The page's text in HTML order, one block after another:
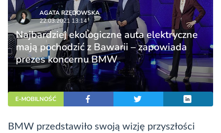
AGATA RZĘDOWSKA
22.03.2021 13:14
Najbardziej ekologiczne auta elektryczne
mają pochodzić z Bawarii – zapowiada
prezes koncernu BMW
E-MOBILNOŚĆ
BMW przedstawiło swoją wizję przyszłości